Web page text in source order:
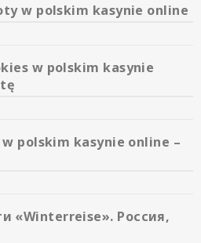
w polskim kasynie online
w polskim kasynie
polskim kasynie online –
«Winterreise». Россия,